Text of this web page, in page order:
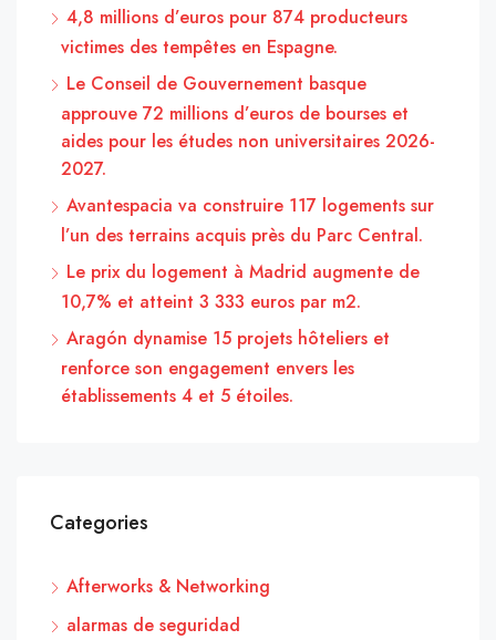
4,8 millions d’euros pour 874 producteurs
victimes des tempêtes en Espagne.
Le Conseil de Gouvernement basque
approuve 72 millions d’euros de bourses et
aides pour les études non universitaires 2026-
2027.
Avantespacia va construire 117 logements sur
l’un des terrains acquis près du Parc Central.
Le prix du logement à Madrid augmente de
10,7% et atteint 3 333 euros par m2.
Aragón dynamise 15 projets hôteliers et
renforce son engagement envers les
établissements 4 et 5 étoiles.
Categories
Afterworks & Networking
alarmas de seguridad